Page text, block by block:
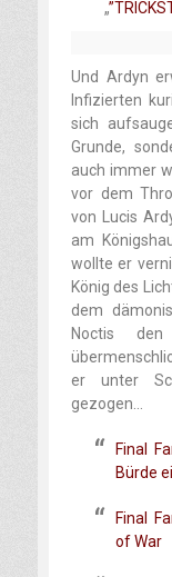
„
Und Ardyn
Infizierten
sich
Grunde,
auch immer
vor dem
von Lucis
am
wollte er
König des
dem
Noctis
er unter
gezogen…
Final
Bürde
Final
of War